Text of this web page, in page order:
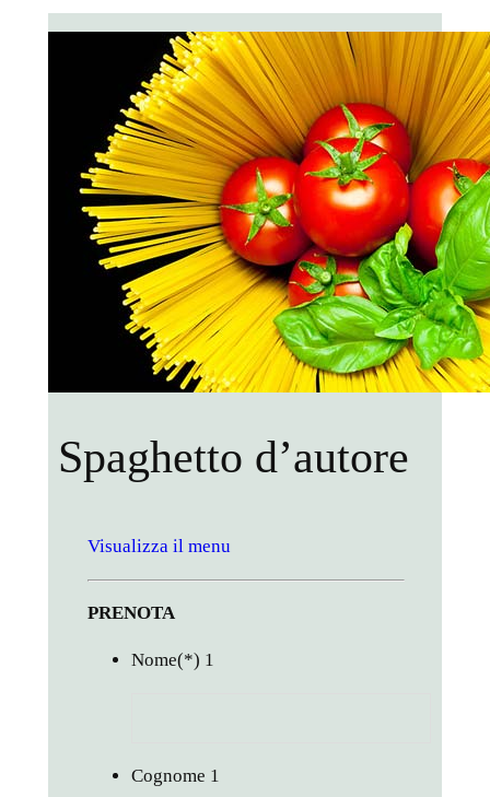
Spaghetto d’autore
Visualizza il menu
PRENOTA
Nome(*) 1
Cognome 1